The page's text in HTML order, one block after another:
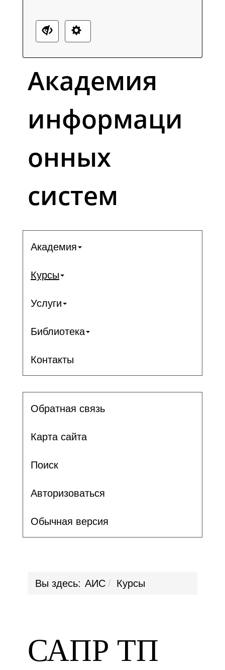
Академия
информаци
онных
систем
Академия
Курсы
Услуги
Библиотека
Контакты
Обратная связь
Карта сайта
Поиск
Авторизоваться
Обычная версия
Вы здесь: АИС Курсы
САПР ТП